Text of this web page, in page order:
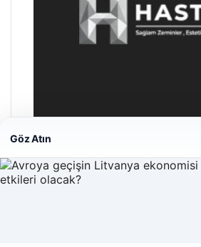
Hastaş Beton
Web sitemizi nasıl kullandığınızı daha
Göz Atın